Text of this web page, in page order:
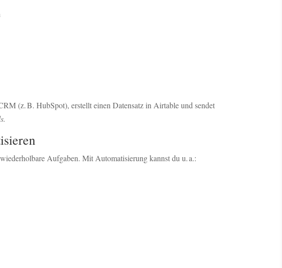
(z. B. HubSpot), erstellt einen Datensatz in Airtable und sendet
Aufgaben. Mit Automatisierung kannst du u. a.: